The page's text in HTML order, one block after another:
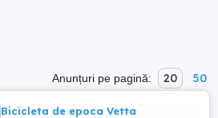
Anunțuri pe pagină: 20 50
Bicicleta de epoca Vetta